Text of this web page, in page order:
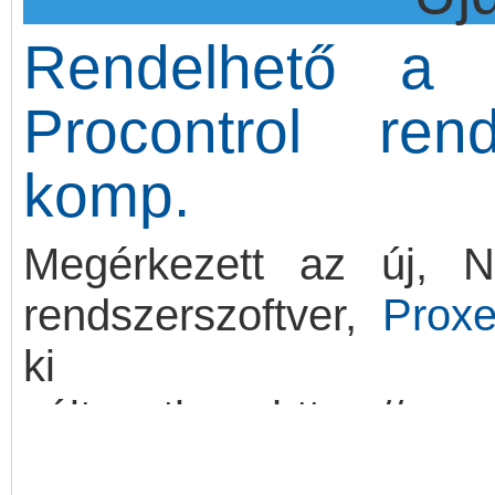
egyszerre kínál
megoldást. Kérje
Rendelhető a
Procontrol
komp.
Megérkezett az új,
rendszerszoftver,
ki
változatban: https://